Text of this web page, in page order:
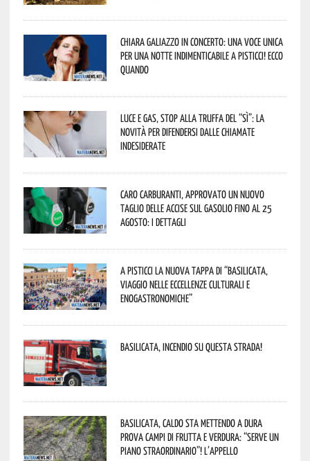
Chiara Galiazzo in concerto: una voce unica
per una notte indimenticabile a Pisticci! Ecco
quando
Luce e gas, stop alla truffa del “Sì”: la
novità per difendersi dalle chiamate
indesiderate
Caro carburanti, approvato un nuovo
taglio delle accise sul gasolio fino al 25
agosto: i dettagli
A Pisticci la nuova tappa di “Basilicata,
viaggio nelle eccellenze culturali e
enogastronomiche”
Basilicata, incendio su questa strada!
Basilicata, caldo sta mettendo a dura
prova campi di frutta e verdura: “Serve un
piano straordinario”! L’appello